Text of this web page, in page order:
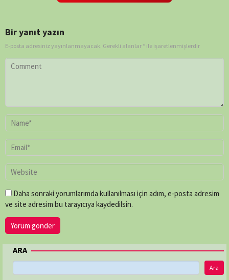
Bir yanıt yazın
E-posta adresiniz yayınlanmayacak. Gerekli alanlar * ile işaretlenmişlerdir
Daha sonraki yorumlarımda kullanılması için adım, e-posta adresim
ve site adresim bu tarayıcıya kaydedilsin.
ARA
Ara